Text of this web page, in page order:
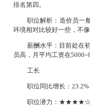
排名第四。
职位解析：造价员一
环境相对比较好一些，不
薪酬水平：目前处在
员高，月平均工资在
工长
职位同比增长： 23.2%
职位潜力：★★★★☆